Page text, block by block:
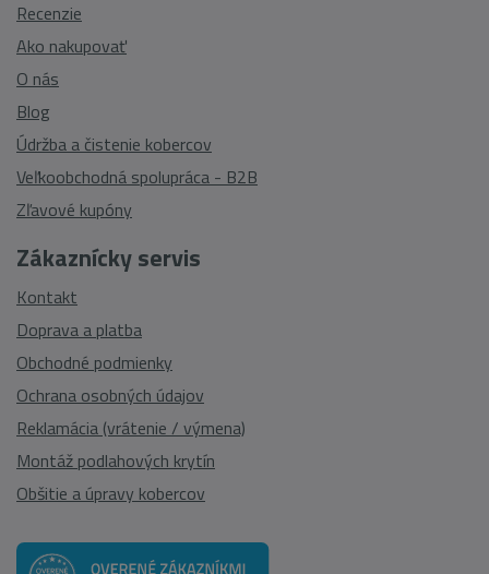
Zákaznícky servis
Kontakt
Doprava a platba
Obchodné podmienky
Ochrana osobných údajov
Reklamácia (vrátenie / výmena)
Montáž podlahových krytín
Obšitie a úpravy kobercov
Recenzie
Ako nakupovať
O nás
Blog
Údržba a čistenie kobercov
Veľkoobchodná spolupráca - B2B
Zľavové kupóny